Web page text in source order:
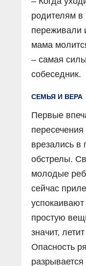
родителям
переживали
мама
– самая
собеседник.
СЕМЬЯ И ВЕРА
Первые
врезались в
обстрелы.
молодые
сейчас
простую
значит,
Опасность
разрывается